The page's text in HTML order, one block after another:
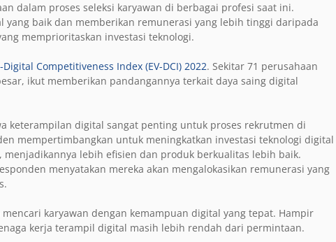
dalam proses seleksi karyawan di berbagai profesi saat ini.
baik dan memberikan remunerasi yang lebih tinggi daripada
memprioritaskan investasi teknologi.
Competitiveness Index (EV-DCI) 2022. Sekitar 71 perusahaan
ikut memberikan pandangannya terkait daya saing digital
keterampilan digital sangat penting untuk proses rekrutmen di
mempertimbangkan untuk meningkatkan investasi teknologi digital
lebih efisien dan produk berkualitas lebih baik.
menyatakan mereka akan mengalokasikan remunerasi yang
karyawan dengan kemampuan digital yang tepat. Hampir
kerja terampil digital masih lebih rendah dari permintaan.